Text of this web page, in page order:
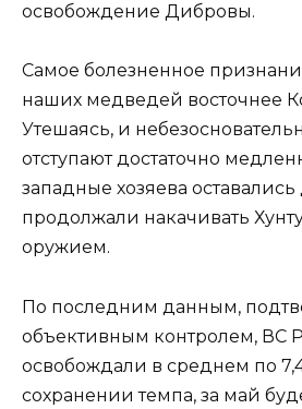
освобождение Дибровы.
Самое болезненное
наших медведей восточнее
Утешаясь, и
отступают достаточно
западные хозяева
продолжали накачивать
оружием.
По последним данным,
объективным контролем, ВС
освобождали в среднем по
сохранении темпа, за май